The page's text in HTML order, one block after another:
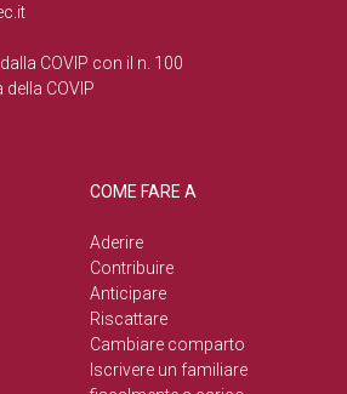
COVIP con il n. 100
COVIP
COME FARE A
Aderire
Contribuire
Anticipare
Riscattare
Cambiare comparto
Iscrivere un familiare